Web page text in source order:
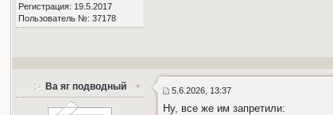
Регистрация: 19.5.2017
Пользователь №: 37178
Ва яг подводный 5.6.2026, 13:37
Ну, все же им запретили: